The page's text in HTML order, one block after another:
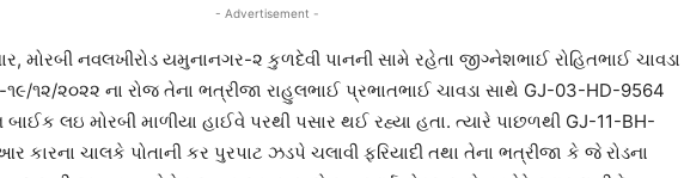
- Advertisement -
મોરબી નવલખીરોડ યમુનાનગર-૨ કુળદેવી પાનની સામે રહેતા જીગ્નેશભાઈ રોહિતભાઈ ચાવડા
૧૨/૨૦૨૨ ના રોજ તેના ભત્રીજા રાહુલભાઈ પ્રભાતભાઈ ચાવડા સાથે GJ-03-HD-9564
બાઈક લઇ મોરબી માળીયા હાઈવે પરથી પસાર થઈ રહ્યા હતા. ત્યારે પાછળથી GJ-11-BH-
કારના ચાલકે પોતાની કર પુરપાટ ઝડપે ચલાવી ફરિયાદી તથા તેના ભત્રીજા કે જે રોડના